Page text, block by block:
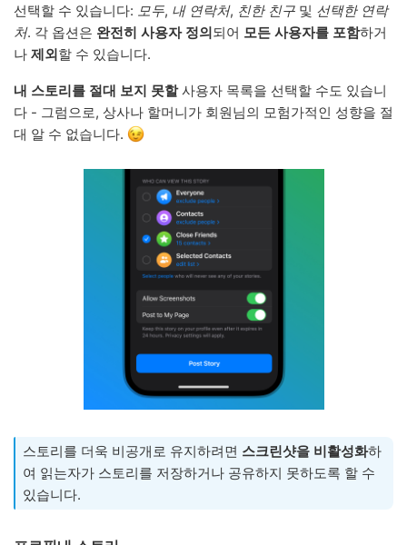
선택할 수 있습니다: 모두, 내 연락처, 친한 친구 및 선택한 연락
처. 각 옵션은 완전히 사용자 정의되어 모든 사용자를 포함하거
나 제외할 수 있습니다.
내 스토리를 절대 보지 못할사용자 목록을 선택할 수도 있습니
다 - 그럼으로, 상사나 할머니가 회원님의 모험가적인 성향을 절
대 알 수 없습니다.
스토리를 더욱 비공개로 유지하려면 스크린샷을 비활성화하
여 읽는자가 스토리를 저장하거나 공유하지 못하도록 할 수
있습니다.